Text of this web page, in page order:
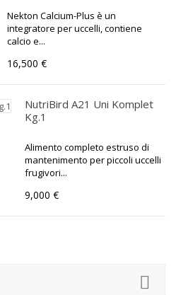
Nekton Calcium-Plus è un
integratore per uccelli, contiene
calcio e...
16,500 €
NutriBird A21 Uni Komplet
Kg.1
Alimento completo estruso di
mantenimento per piccoli uccelli
frugivori...
9,000 €